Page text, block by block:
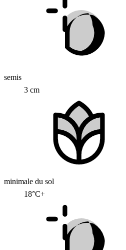
semis
3 cm
minimale du sol
18°C+